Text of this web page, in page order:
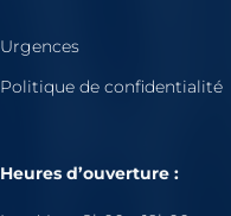
o
k
a
Urgences
Politique de confidentialité
Heures d’ouverture :